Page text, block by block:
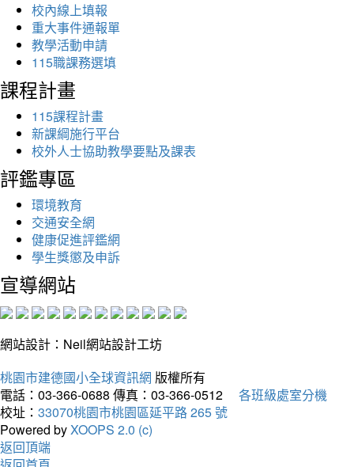
校內線上填報
重大事件通報單
教學活動申請
115職課務選填
課程計畫
115課程計畫
新課綱施行平台
校外人士協助教學要點及課表
評鑑專區
環境教育
交通安全網
健康促進評鑑網
學生獎懲及申訴
宣導網站
網站設計：Neil網站設計工坊
桃園市建德國小全球資訊網 版權所有
電話：03-366-0688 傳真：03-366-0512
各班級處室分機
校址： 33070桃園市桃園區延平路 265 號
Powered byXOOPS 2.0 (c)
返回頂端